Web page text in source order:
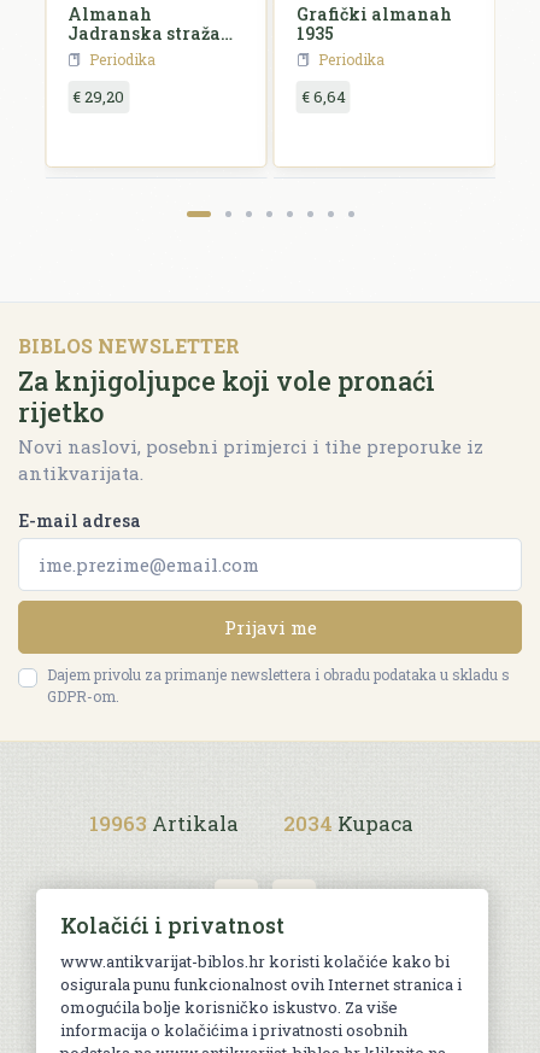
Almanah
Jadranska straža
za 1927. godinu
Periodika
€ 29,20
Grafički almanah
1935
Periodika
€ 6,64
BIBLOS NEWSLETTER
Za knjigoljupce koji vole pronaći
rijetko
Novi naslovi, posebni primjerci i tihe preporuke iz
antikvarijata.
E-mail adresa
Prijavi me
Dajem privolu za primanje newslettera i obradu podataka u skladu s
GDPR-om.
19963 Artikala 2034 Kupaca
Uvjeti kupnje
Kolačići i privatnost
www.antikvarijat-biblos.hr koristi kolačiće kako bi
osigurala punu funkcionalnost ovih Internet stranica i
omogućila bolje korisničko iskustvo. Za više
informacija o kolačićima i privatnosti osobnih